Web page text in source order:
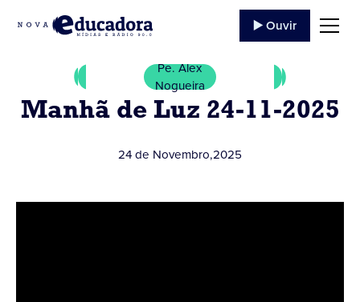
▶️ Ouvir
Pe. Alex
Nogueira
Manhã de Luz 24-11-2025
24 de Novembro,2025